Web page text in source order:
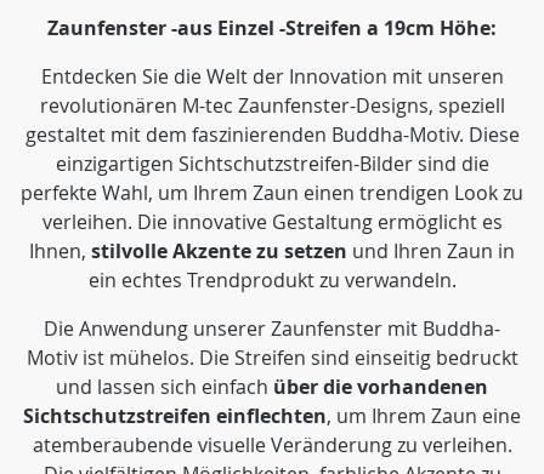
Zaunfenster -aus Einzel -Streifen a 19cm Höhe:
Entdecken Sie die Welt der Innovation mit unseren
revolutionären M-tec Zaunfenster-Designs, speziell
gestaltet mit dem faszinierenden Buddha-Motiv. Diese
einzigartigen Sichtschutzstreifen-Bilder sind die
perfekte Wahl, um Ihrem Zaun einen trendigen Look zu
verleihen. Die innovative Gestaltung ermöglicht es
Ihnen, stilvolle Akzente zu setzen und Ihren Zaun in
ein echtes Trendprodukt zu verwandeln.
Die Anwendung unserer Zaunfenster mit Buddha-
Motiv ist mühelos. Die Streifen sind einseitig bedruckt
und lassen sich einfach über die vorhandenen
Sichtschutzstreifen einflechten, um Ihrem Zaun eine
atemberaubende visuelle Veränderung zu verleihen.